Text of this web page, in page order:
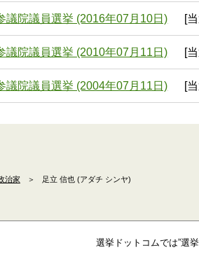
議院議員選挙 (2016年07月10日) [
議院議員選挙 (2010年07月11日) [
議院議員選挙 (2004年07月11日) [
治家 ＞ 足立 信也 (アダチ シンヤ)
選挙ドットコムでは”選